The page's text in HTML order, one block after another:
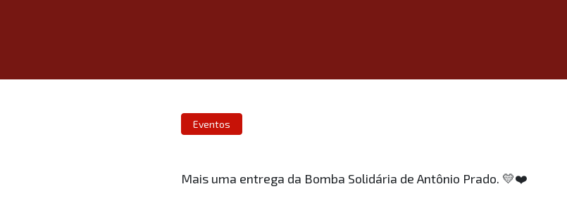
Eventos
Mais uma entrega da Bomba Solidária de Antônio Prado. 💛❤️